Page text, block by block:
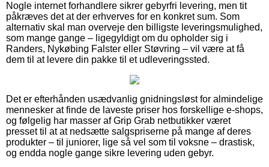
Nogle internet forhandlere sikrer gebyrfri levering, men tit
påkræves det at der erhverves for en konkret sum. Som
alternativ skal man overveje den billigste leveringsmulighed,
som mange gange – ligegyldigt om du opholder sig i
Randers, Nykøbing Falster eller Støvring – vil være at få
dem til at levere din pakke til et udleveringssted.
Det er efterhånden usædvanlig gnidningsløst for almindelige
mennesker at finde de laveste priser hos forskellige e-shops,
og følgelig har masser af Grip Grab netbutikker været
presset til at at nedsætte salgspriserne på mange af deres
produkter – til juniorer, lige så vel som til voksne – drastisk,
og endda nogle gange sikre levering uden gebyr.